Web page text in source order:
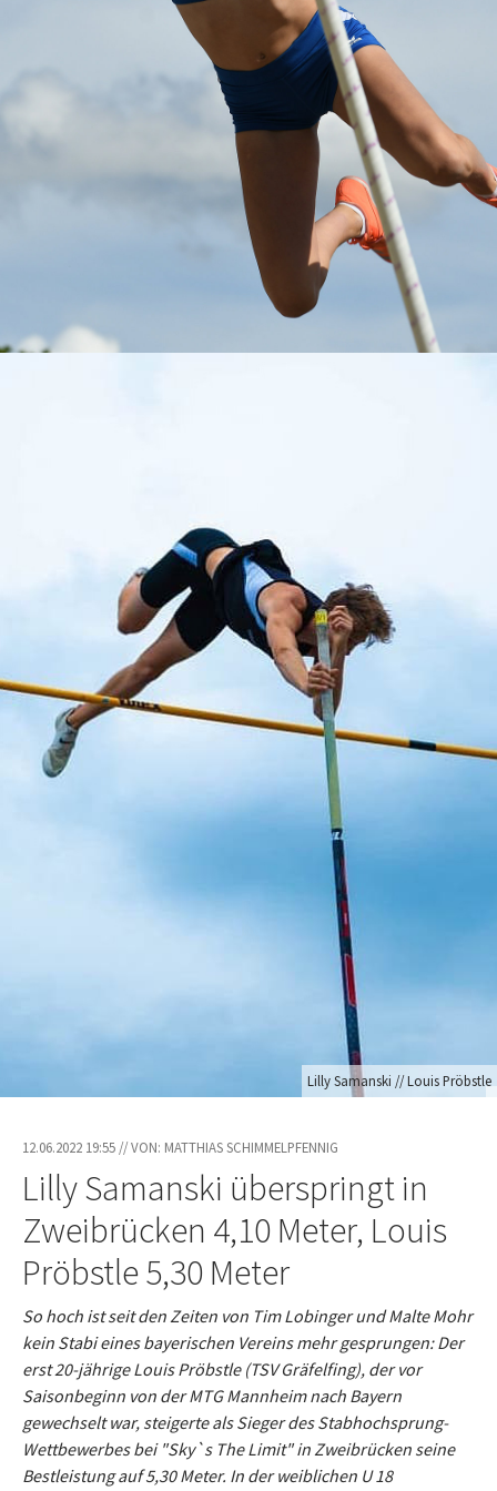
Lilly Samanski // Louis Pröbstle
12.06.2022 19:55 // VON: MATTHIAS SCHIMMELPFENNIG
Lilly Samanski überspringt in
Zweibrücken 4,10 Meter, Louis
Pröbstle 5,30 Meter
So hoch ist seit den Zeiten von Tim Lobinger und Malte Mohr
kein Stabi eines bayerischen Vereins mehr gesprungen: Der
erst 20-jährige Louis Pröbstle (TSV Gräfelfing), der vor
Saisonbeginn von der MTG Mannheim nach Bayern
gewechselt war, steigerte als Sieger des Stabhochsprung-
Wettbewerbes bei "Sky`s The Limit" in Zweibrücken seine
Bestleistung auf 5,30 Meter. In der weiblichen U 18